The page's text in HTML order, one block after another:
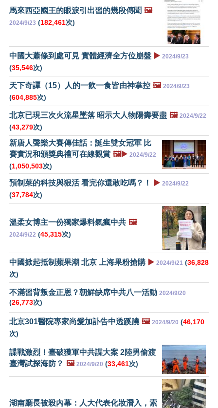
馬來西亞國王的眼淚引出習的幾段傳聞 🖼️
2024/9/23 (182,461次)
中國大蕭條到處可見 實體經濟全方位崩盤 ▶️ 2024/9/23
(35,546次)
天下奇譚（15）人的一飲一食皆由神掌控 🖼️ 2024/9/23
(604,885次)
北京已現三次火流星墜落 昭示大人物陽壽要盡 🖼️ 2024/9/22
(43,279次)
新唐人聲樂大賽傳佳話：誕生雙女冠軍 比
賽實況和頒獎典禮可在線觀賞 🖼️▶️ 2024/9/22
(1,050,503次)
預制菜的科技與狠活 看完你還敢吃嗎？！ ▶️ 2024/9/22
(37,784次)
溫柔女博主一份獨家爆料氣瘋中共 🖼️
2024/9/22 (45,315次)
中國掀起抵制蘋果潮 北京 上海果粉搶購 ▶️ 2024/9/21 (36,828
次)
不滿習背叛金正恩？朝鮮缺席中共八一活動 2024/9/20
(26,773次)
北京301醫院專家尚愛加訃告中透蹊蹺 🖼️ 2024/9/20 (46,170
次)
諜戰激烈！臺破獲軍中共諜大案 2陸男偷渡
臺灣試探海防？ 🖼️ 2024/9/20 (33,461次)
湖南廳長被殺內幕：人大代表化妝潛入，索